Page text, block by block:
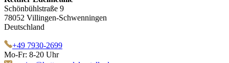
Schönbühlstraße 9
78052 Villingen-Schwenningen
Deutschland
+49 7930-2699
Mo-Fr: 8-20 Uhr